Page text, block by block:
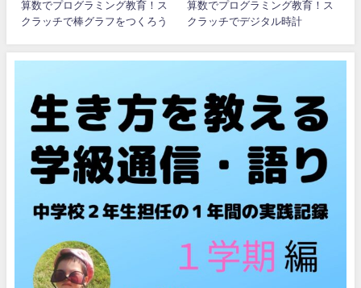
算数でプログラミング教育！ス
クラッチで棒グラフをつくろう
算数でプログラミング教育！ス
クラッチでデジタル時計